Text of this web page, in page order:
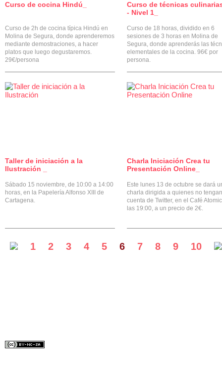
Curso de cocina Hindú_
Curso de 2h de cocina típica Hindú en
Molina de Segura, donde aprenderemos
mediante demostraciones, a hacer
platos que luego degustaremos.
29€/persona
Curso de técnicas
- Nivel 1_
Curso de 18 horas, dividido en 6
sesiones de 3 horas en Molina de
Segura, donde aprenderás las
elementales de la cocina. 96€ por
persona.
Taller de iniciación a la
Ilustración _
Sábado 15 noviembre, de 10:00 a 14:00
horas, en la Papelería Alfonso XIII de
Cartagena.
Charla Iniciación Crea tu
Presentación Online_
Este lunes 13 de octubre se dará
charla dirigida a quienes no
cuenta de Twitter, en el Café
las 19:00, a un precio de 2€.
1 2 3 4 5 6 7 8 9 10